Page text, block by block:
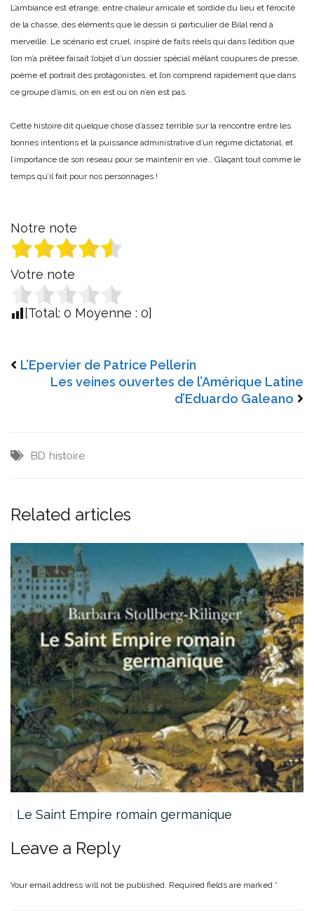
L’ambiance est étrange, entre chaleur amicale et sordide du lieu et férocité
de la chasse, des éléments que le dessin si particulier de Bilal rend à
merveille. Le scénario est cruel, inspiré de faits réels qui dans l’édition que
l’on m’a prêtée faisait l’objet d’un dossier spécial mêlant coupures de presse,
poème et portrait des protagonistes, et l’on comprend rapidement que dans
ce groupe d’amis, on en est ou on n’en est pas.
Cette histoire dit quelque chose d’assez terrible sur la rencontre entre les
bonnes intentions et la puissance administrative d’un régime dictatorial, et
l’importance de son réseau pour se maintenir en vie… Glaçant tout comme le
temps qu’il fait pour nos personnages !
Notre note
Votre note
[Total: 0 Moyenne : 0]
L’Epervier de Patrice Pellerin
Les veines ouvertes de l’Amérique Latine
d’Eduardo Galeano
BD histoire
Related articles
Le Saint Empire romain germanique
Leave a Reply
Your email address will not be published. Required fields are marked *